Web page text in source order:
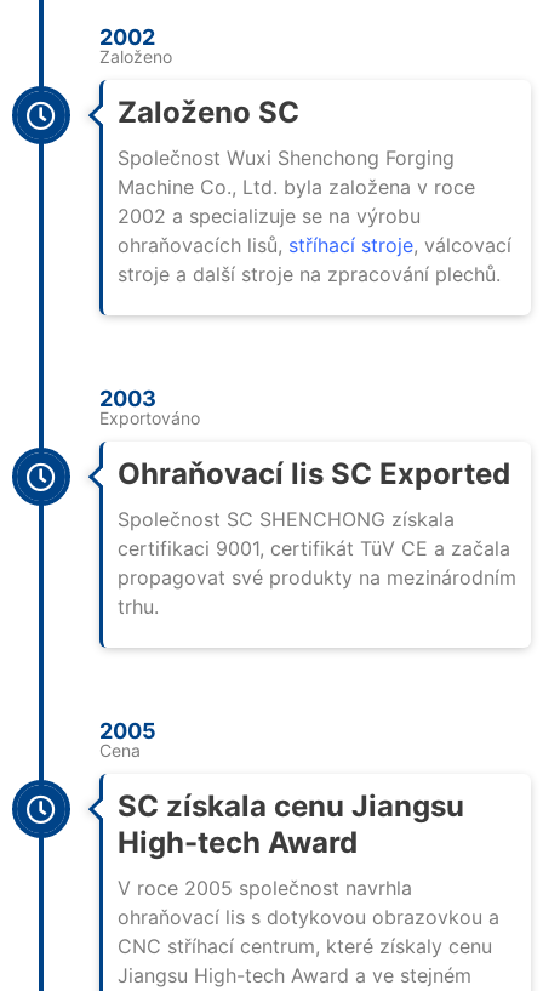
2002
Založeno
Založeno SC
Společnost Wuxi Shenchong Forging
Machine Co., Ltd. byla založena v roce
2002 a specializuje se na výrobu
ohraňovacích lisů, stříhací stroje, válcovací
stroje a další stroje na zpracování plechů.
2003
Exportováno
Ohraňovací lis SC Exported
Společnost SC SHENCHONG získala
certifikaci 9001, certifikát TüV CE a začala
propagovat své produkty na mezinárodním
trhu.
2005
Cena
SC získala cenu Jiangsu
High-tech Award
V roce 2005 společnost navrhla
ohraňovací lis s dotykovou obrazovkou a
CNC stříhací centrum, které získaly cenu
Jiangsu High-tech Award a ve stejném